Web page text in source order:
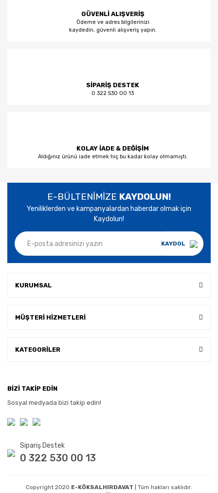
GÜVENLİ ALIŞVERİŞ
Ödeme ve adres bilgilerinizi
kaydedin, güvenli alışveriş yapın.
SİPARİŞ DESTEK
0 322 530 00 13
KOLAY İADE & DEĞİŞİM
Aldığınız ürünü iade etmek hiç bu kadar kolay olmamıştı.
E-BÜLTENİMİZE KAYDOLUN!
Yeniliklerden ve kampanyalardan haberdar olmak için
Kaydolun!
KAYDOL
KURUMSAL
MÜŞTERİ HİZMETLERİ
KATEGORİLER
BİZİ TAKİP EDİN
Sosyal medyada bizi takip edin!
Sipariş Destek
0 322 530 00 13
Copyright 2020 E-KÖKSALHIRDAVAT | Tüm hakları saklıdır.